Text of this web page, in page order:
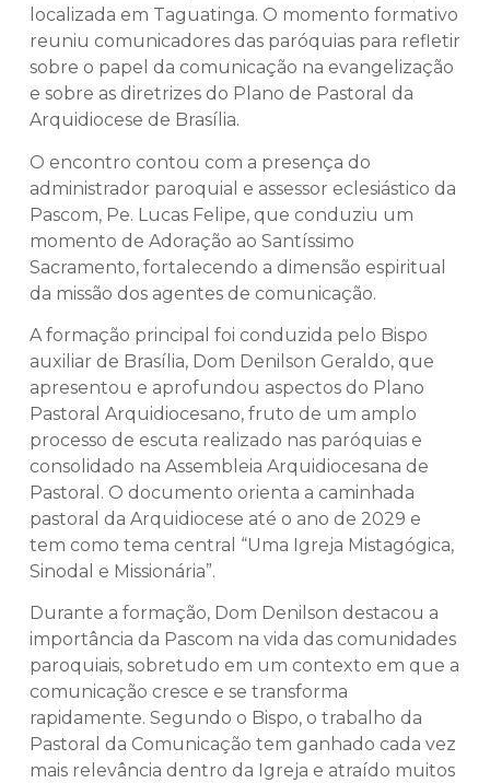
localizada em Taguatinga. O momento formativo
reuniu comunicadores das paróquias para refletir
sobre o papel da comunicação na evangelização
e sobre as diretrizes do Plano de Pastoral da
Arquidiocese de Brasília.
O encontro contou com a presença do
administrador paroquial e assessor eclesiástico da
Pascom, Pe. Lucas Felipe, que conduziu um
momento de Adoração ao Santíssimo
Sacramento, fortalecendo a dimensão espiritual
da missão dos agentes de comunicação.
A formação principal foi conduzida pelo Bispo
auxiliar de Brasília, Dom Denilson Geraldo, que
apresentou e aprofundou aspectos do Plano
Pastoral Arquidiocesano, fruto de um amplo
processo de escuta realizado nas paróquias e
consolidado na Assembleia Arquidiocesana de
Pastoral. O documento orienta a caminhada
pastoral da Arquidiocese até o ano de 2029 e
tem como tema central “Uma Igreja Mistagógica,
Sinodal e Missionária”.
Durante a formação, Dom Denilson destacou a
importância da Pascom na vida das comunidades
paroquiais, sobretudo em um contexto em que a
comunicação cresce e se transforma
rapidamente. Segundo o Bispo, o trabalho da
Pastoral da Comunicação tem ganhado cada vez
mais relevância dentro da Igreja e atraído muitos